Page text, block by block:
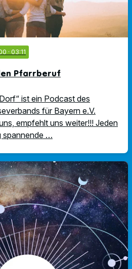
· 03:11
Pfarrberuf
ist ein Podcast des
für Bayern e.V.
empfehlt uns weiter!!! Jeden
spannende …